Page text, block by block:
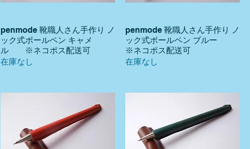
クイックビュー
penmode 靴職人さん手作り ノ
ック式ボールペン キャメ
ル ※ネコポス配送可
在庫なし
クイックビュー
penmode 靴職人さん手作り ノ
ック式ボールペン ブルー
※ネコポス配送可
在庫なし